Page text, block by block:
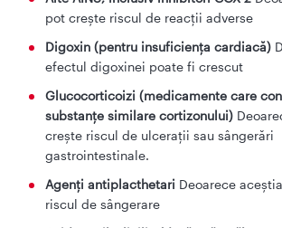
pot crește riscul de reacții adverse
Digoxin (pentru insuficiența cardiacă)
efectul digoxinei poate fi crescut
Glucocorticoizi (medicamente care
substanțe similare cortizonului)
crește riscul de ulcerații sau sângerări
gastrointestinale.
Agenți antiplacthetari Deoarece
riscul de sângerare